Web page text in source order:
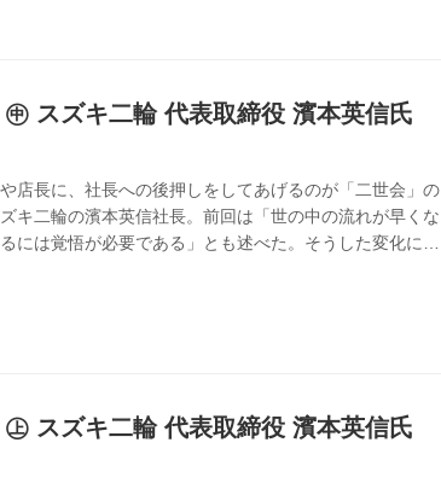
スズキ二輪 代表取締役 濱本英信氏
店長に、社長への後押しをしてあげるのが「二世会」の
キ二輪の濱本英信社長。前回は「世の中の流れが早くな
には覚悟が必要である」とも述べた。そうした変化に付
スズキ二輪 代表取締役 濱本英信氏